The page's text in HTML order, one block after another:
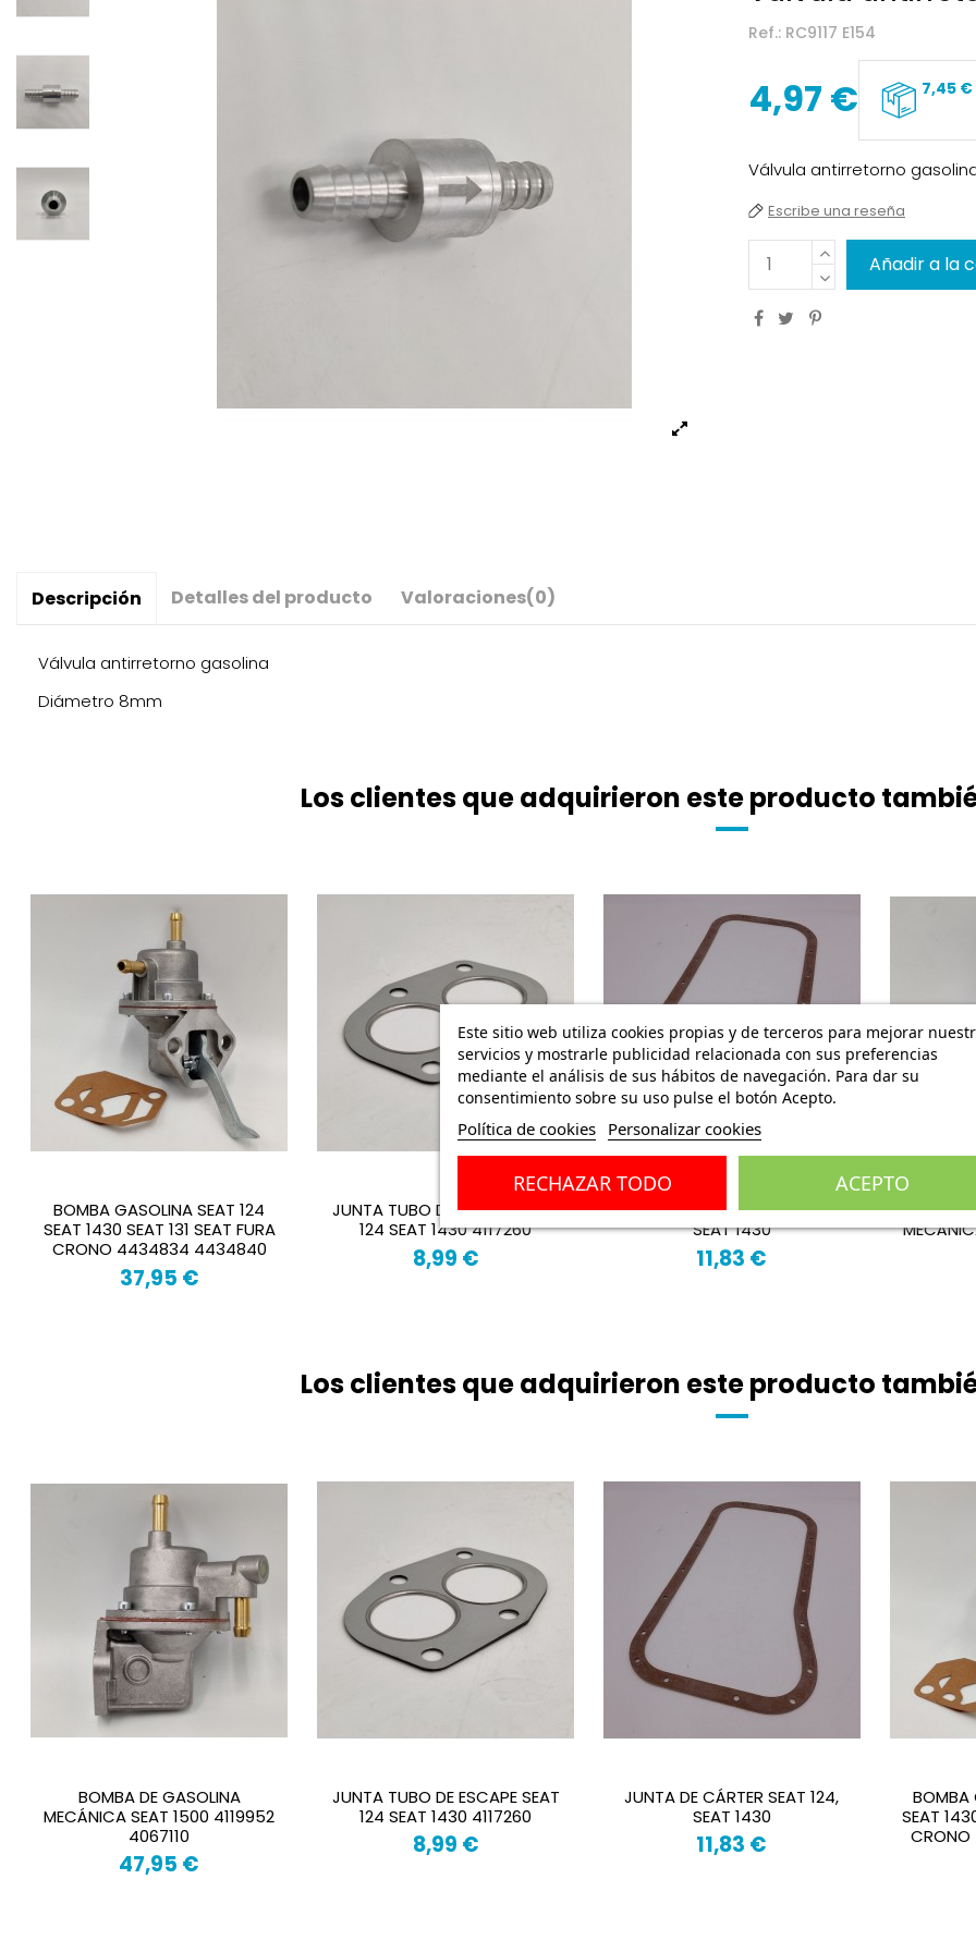
Ref.: RC9117 E154
4,97 € 7,45 €
Válvula antirretorno
Escribe una reseña
Añadir a la
Descripción Detalles del producto Valoraciones(0)
Válvula antirretorno gasolina
Diámetro 8mm
Los clientes que adquirieron este producto
BOMBA GASOLINA SEAT 124
SEAT 1430 SEAT 131 SEAT FURA
CRONO 4434834 4434840
37,95 €
JUNTA TUBO DE ESCAPE SEAT
124 SEAT 1430 4117260
8,99 €
JUNTA DE CÁRTER SEAT 124,
SEAT 1430
11,83 €
Los clientes que adquirieron este producto
BOMBA DE GASOLINA
MECÁNICA SEAT 1500 4119952
4067110
47,95 €
JUNTA TUBO DE ESCAPE SEAT
124 SEAT 1430 4117260
8,99 €
JUNTA DE CÁRTER SEAT 124,
SEAT 1430
11,83 €
BOMBA
SEAT
Este sitio web utiliza cookies propias y de terceros para mejorar
servicios y mostrarle publicidad relacionada con sus preferencias
mediante el análisis de sus hábitos de navegación. Para dar su
consentimiento sobre su uso pulse el botón Acepto.
Política de cookies Personalizar cookies
RECHAZAR TODO ACEPTO